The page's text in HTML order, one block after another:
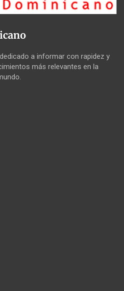
a informar con rapidez y
más relevantes en la